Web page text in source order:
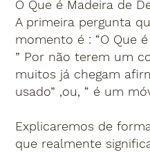
O Que é Madeira de
A primeira pergunta
momento é : “O Que
” Por não terem um
muitos já chegam
usado” ,ou, “ é um
Explicaremos de
que realmente